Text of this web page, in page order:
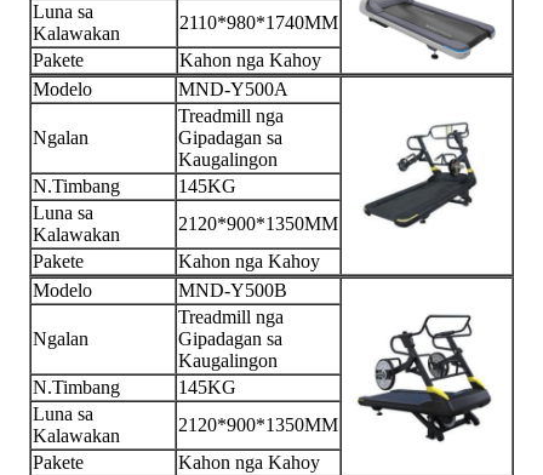
Luna sa
Kalawakan
2110*980*1740MM
Pakete
Kahon nga Kahoy
Modelo
MND-Y500A
Ngalan
Treadmill nga
Gipadagan sa
Kaugalingon
N.Timbang
145KG
Luna sa
Kalawakan
2120*900*1350MM
Pakete
Kahon nga Kahoy
Modelo
MND-Y500B
Ngalan
Treadmill nga
Gipadagan sa
Kaugalingon
N.Timbang
145KG
Luna sa
Kalawakan
2120*900*1350MM
Pakete
Kahon nga Kahoy